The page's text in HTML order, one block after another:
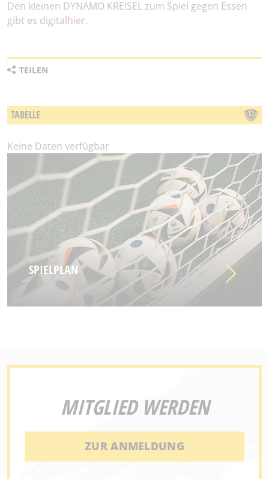
Den kleinen DYNAMO KREISEL zum Spiel gegen Essen
gibt es digitalhier.
TEILEN
TABELLE
Keine Daten verfügbar
SPIELPLAN
MITGLIED WERDEN
ZUR ANMELDUNG